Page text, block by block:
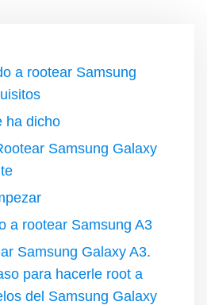
a rootear Samsung
ha dicho
Samsung Galaxy
a rootear Samsung A3
Samsung Galaxy A3.
para hacerle root a
del Samsung Galaxy